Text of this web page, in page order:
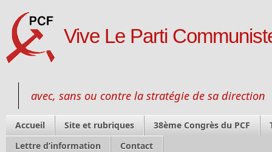
Vive Le Parti
avec, sans ou contre la stratégie de sa direction
Accueil Site et rubriques 38ème Congrès du PCF
Lettre d’information
Contact